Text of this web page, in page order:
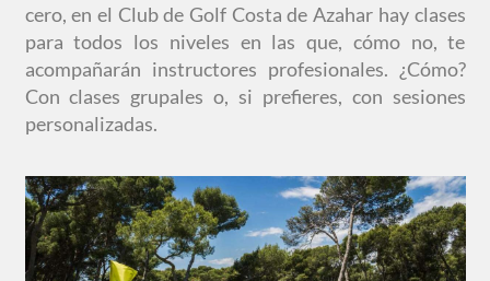
cero, en el Club de Golf Costa de Azahar hay clases
para todos los niveles en las que, cómo no, te
acompañarán instructores profesionales. ¿Cómo?
Con clases grupales o, si prefieres, con sesiones
personalizadas.